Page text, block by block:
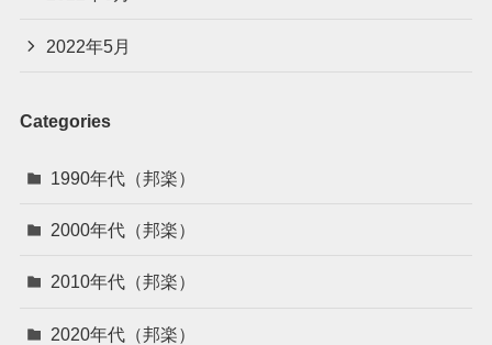
2022年5月
Categories
1990年代（邦楽）
2000年代（邦楽）
2010年代（邦楽）
2020年代（邦楽）